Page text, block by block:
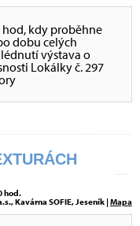
hod, kdy proběhne
dobu celých
výstava o
Lokálky č. 297
hod.
Kavárna SOFIE, Jeseník |Mapa